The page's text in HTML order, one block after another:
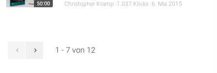
50:00 Christopher Kramp 1.037 Klicks 6. Mai 2015
1 - 7 von 12